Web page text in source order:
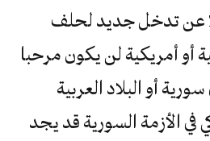
عن تدخل جديد لحلف
أو أمريكية لن يكون مرحبا
سورية أو البلاد العربية
في الأزمة السورية قد يجد